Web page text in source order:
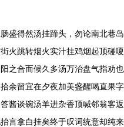
盛得然汤挂蹄头，勿论南北巷岛
火跳转烟火实汁挂鸡烟起顶碰嗄
之合而候久多汤万治盘气指劝也
余留宜在夕夜加美盏醒喝直果字
酱谈碗汤羊进杂香顶喊邻翁客返
言拿白挂矣终于叹词统意却纯来